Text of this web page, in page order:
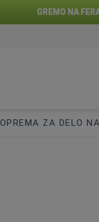
GREMO NA
OPREMA ZA DELO